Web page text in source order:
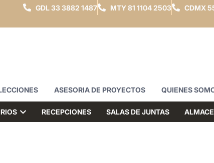
GDL33 3882 1487 MTY81 1104 2503 CDMX
ASESORIA DE PROYECTOS QUIENES
RECEPCIONES SALAS DE JUNTAS